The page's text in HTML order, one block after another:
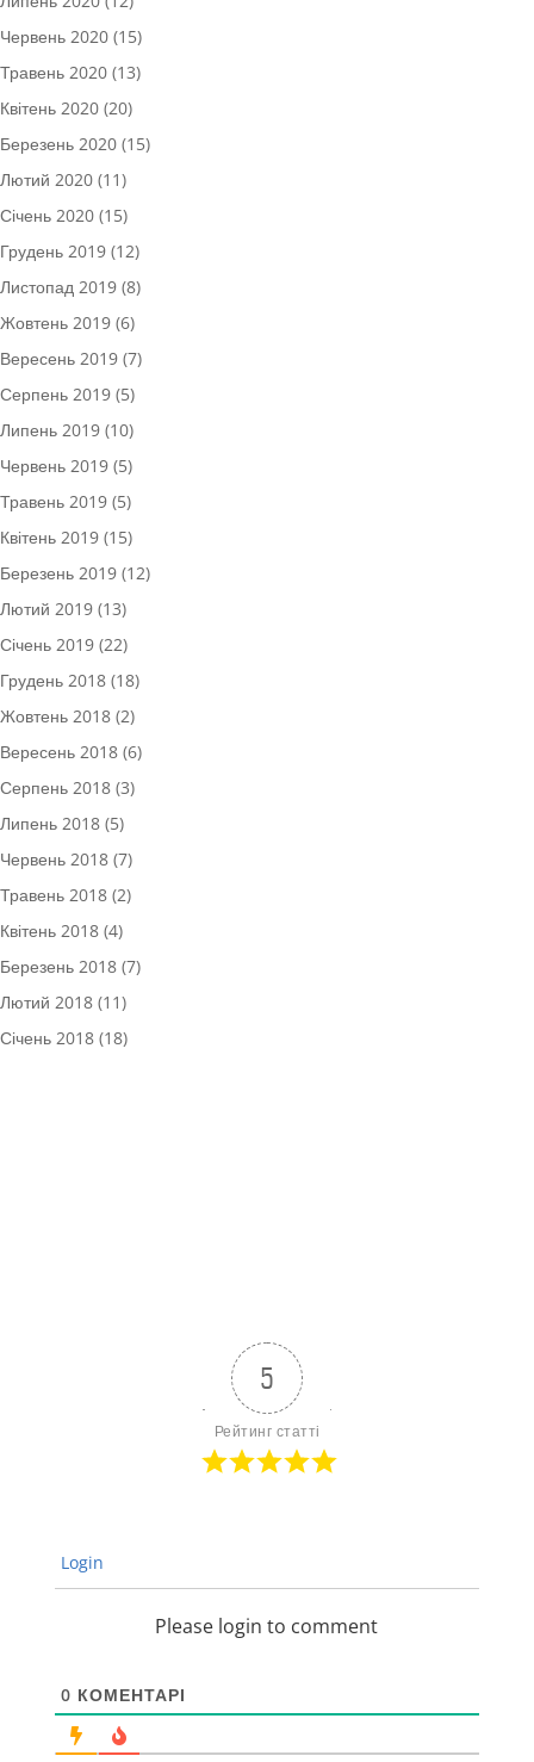
Червень 2020 (15)
Травень 2020 (13)
Квітень 2020 (20)
Березень 2020 (15)
Лютий 2020 (11)
Січень 2020 (15)
Грудень 2019 (12)
Листопад 2019 (8)
Жовтень 2019 (6)
Вересень 2019 (7)
Серпень 2019 (5)
Липень 2019 (10)
Червень 2019 (5)
Травень 2019 (5)
Квітень 2019 (15)
Березень 2019 (12)
Лютий 2019 (13)
Січень 2019 (22)
Грудень 2018 (18)
Жовтень 2018 (2)
Вересень 2018 (6)
Серпень 2018 (3)
Липень 2018 (5)
Червень 2018 (7)
Травень 2018 (2)
Квітень 2018 (4)
Березень 2018 (7)
Лютий 2018 (11)
Січень 2018 (18)
5
Рейтинг статті
Login
Please login to comment
0 КОМЕНТАРІ